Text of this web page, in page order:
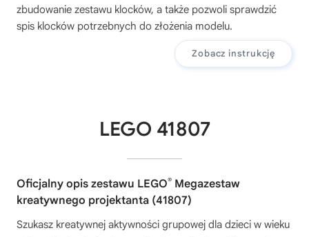
zbudowanie zestawu klocków, a także pozwoli sprawdzić
spis klocków potrzebnych do złożenia modelu.
Zobacz instrukcję
LEGO 41807
Oficjalny opis zestawu LEGO® Megazestaw
kreatywnego projektanta (41807)
Szukasz kreatywnej aktywności grupowej dla dzieci w wieku